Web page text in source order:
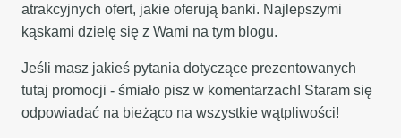
atrakcyjnych ofert, jakie oferują banki. Najlepszymi
kąskami dzielę się z Wami na tym blogu.
Jeśli masz jakieś pytania dotyczące prezentowanych
tutaj promocji - śmiało pisz w komentarzach! Staram się
odpowiadać na bieżąco na wszystkie wątpliwości!